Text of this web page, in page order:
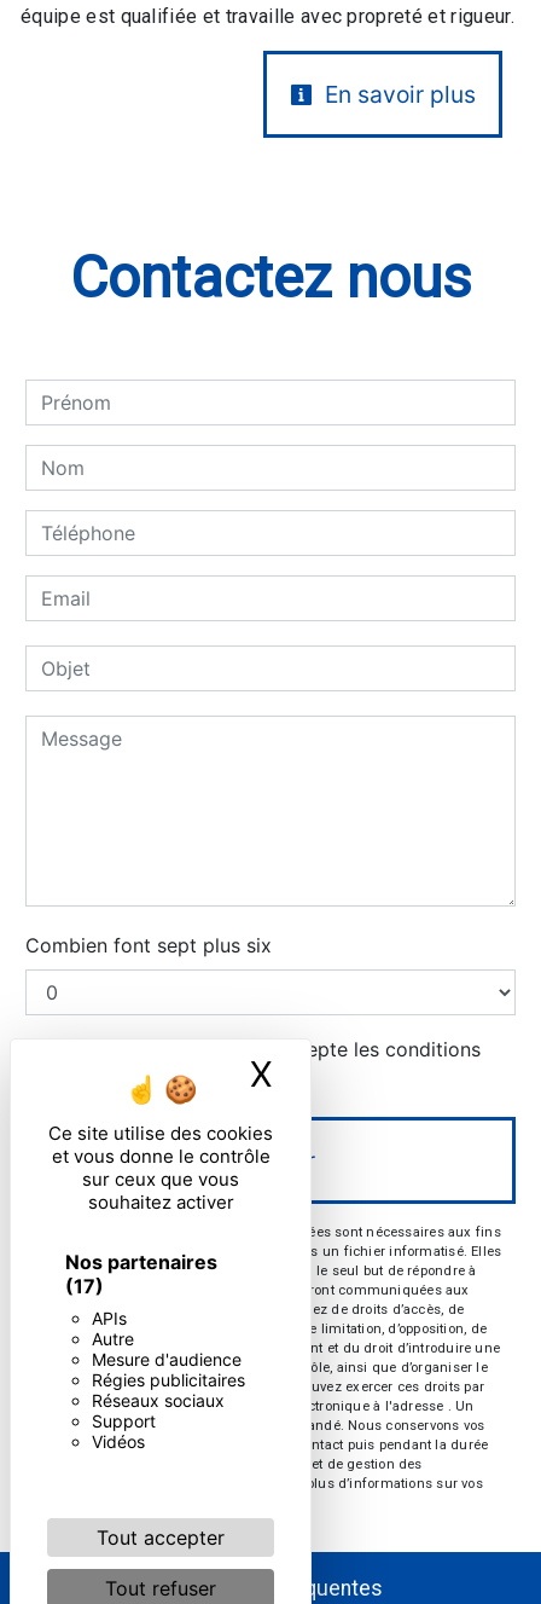
Ce site utilise des cookies
et vous donne le contrôle
sur ceux que vous
souhaitez activer
Nos partenaires
(17)
APIs
Autre
Mesure d'audience
Régies publicitaires
Réseaux sociaux
Support
Vidéos
Tout accepter
Tout refuser
X Masquer le
équipe est qualifiée et travaille avec propreté et rigueur.
En savoir plus
Contactez nous
Combien font sept plus six
En cochant cette case, j'accepte les conditions
particulières ci-dessous **
Envoyer
** Les données personnelles communiquées sont nécessaires aux fins
de vous contacter et sont enregistrées dans un fichier informatisé. Elles
sont destinées à et ses sous-traitants dans le seul but de répondre à
votre message. Les données collectées seront communiquées aux
seuls destinataires suivants: . Vous disposez de droits d’accès, de
rectification, d’effacement, de portabilité, de limitation, d’opposition, de
retrait de votre consentement à tout moment et du droit d’introduire une
réclamation auprès d’une autorité de contrôle, ainsi que d’organiser le
sort de vos données post-mortem. Vous pouvez exercer ces droits par
voie postale à l'adresse ou par courrier électronique à l'adresse . Un
justificatif d'identité pourra vous être demandé. Nous conservons vos
données pendant la période de prise de contact puis pendant la durée
de prescription légale aux fins probatoires et de gestion des
contentieux. Consultez le site cnil.fr pour plus d’informations sur vos
Recherches fréquentes